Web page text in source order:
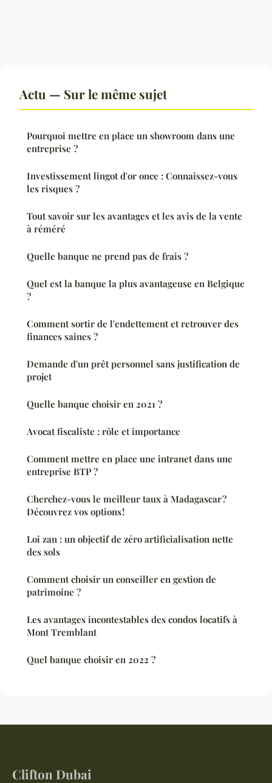
Actu — Sur le même sujet
Pourquoi mettre en place un showroom dans une
entreprise ?
Investissement lingot d'or once : Connaissez-vous
les risques ?
Tout savoir sur les avantages et les avis de la vente
à réméré
Quelle banque ne prend pas de frais ?
Quel est la banque la plus avantageuse en Belgique
?
Comment sortir de l'endettement et retrouver des
finances saines ?
Demande d'un prêt personnel sans justification de
projet
Quelle banque choisir en 2021 ?
Avocat fiscaliste : rôle et importance
Comment mettre en place une intranet dans une
entreprise BTP ?
Cherchez-vous le meilleur taux à Madagascar ?
Découvrez vos options !
Loi zan : un objectif de zéro artificialisation nette
des sols
Comment choisir un conseiller en gestion de
patrimoine ?
Les avantages incontestables des condos locatifs à
Mont Tremblant
Quel banque choisir en 2022 ?
Clifton Dubai